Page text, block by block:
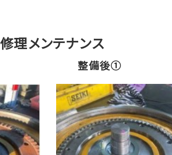
理メンテナンス
整備後①